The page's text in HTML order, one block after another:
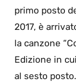
primo posto
2017, è
la canzone
Edizione in
al sesto